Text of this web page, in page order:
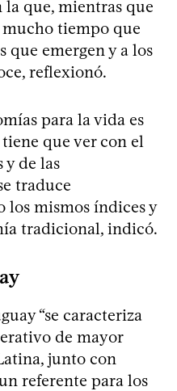
la que, mientras que
tiempo que
que emergen y a los
reflexionó.
para la vida es
que ver con el
y de las
traduce
mismos índices y
tradicional, indicó.
“se caracteriza
de mayor
junto con
referente para los